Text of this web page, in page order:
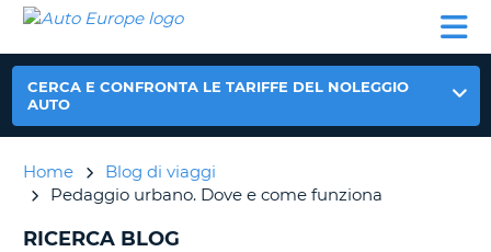
NOLEGGIO
NOLEGGIO
AUTO
EUROPE
NOLEGGIO
CAMPER
PARTNER
AIUTO
MIO
CERCA E CONFRONTA LE TARIFFE DEL NOLEGGIO
AUTO
Home
Blog di viaggi
Pedaggio urbano. Dove e come funziona
RICERCA BLOG